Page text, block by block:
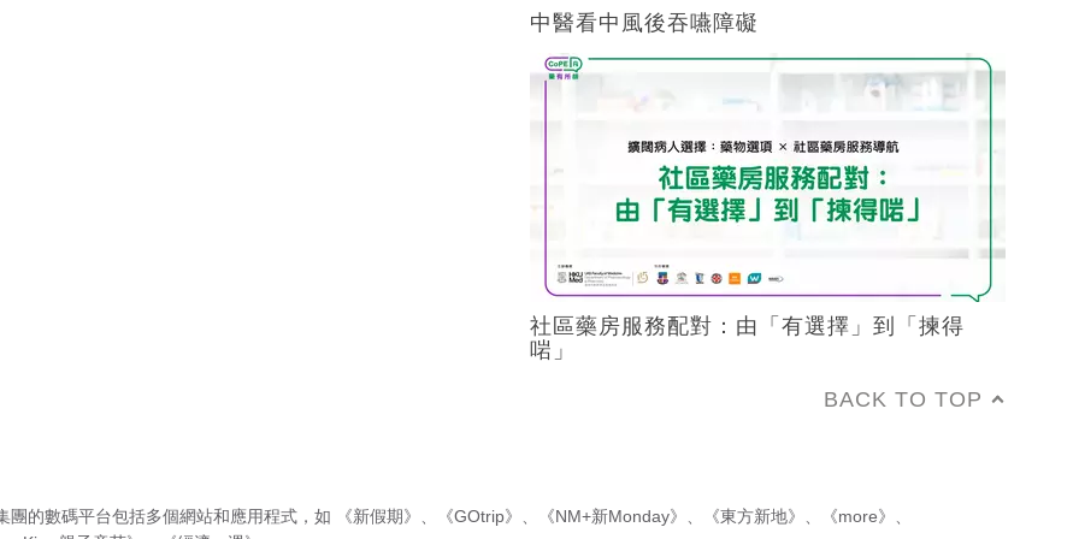
中醫看中風後吞嚥障礙
社區藥房服務配對：由「有選擇」到「揀得
啱」
BACK TO TOP
團的數碼平台包括多個網站和應用程式，如 《新假期》 、 《GOtrip》 、 《NM+新Monday》 、 《東方新地》 、 《more》 、